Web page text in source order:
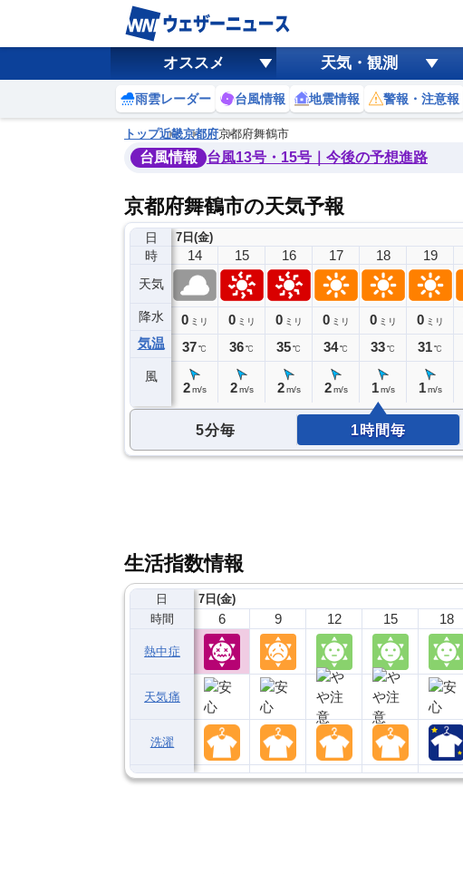
オススメ 天気・観測
雨雲レーダー 台風情報 地震情報 警報・注意報
トップ近畿京都府京都府舞鶴市
台風情報 台風13号・15号｜今後の予想進路
京都府舞鶴市の天気予報
日
時
天気
降水
気温
風
7日(金)
13
0ミリ
36℃
14
0 ミリ
37℃
2 m/s
15
0 ミリ
36℃
2 m/s
16
0 ミリ
35℃
2 m/s
17
0 ミリ
34℃
2 m/s
18
0 ミリ
33℃
1 m/s
19
0 ミリ
31℃
1 m/s
5分毎 1時間毎
生活指数情報
日
時間
熱中症
天気痛
洗濯
7日(金)
6 9 12 15 18